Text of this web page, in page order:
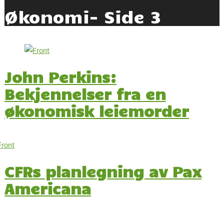
Økonomi- Side 3
John Perkins:
Bekjennelser fra en
økonomisk leiemorder
CFRs planlegning av Pax
Americana